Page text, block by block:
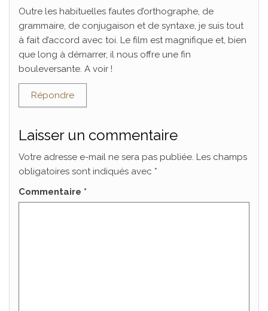
Outre les habituelles fautes d’orthographe, de
grammaire, de conjugaison et de syntaxe, je suis tout
à fait d’accord avec toi. Le film est magnifique et, bien
que long à démarrer, il nous offre une fin
bouleversante. A voir !
Répondre
Laisser un commentaire
Votre adresse e-mail ne sera pas publiée. Les champs
obligatoires sont indiqués avec *
Commentaire *